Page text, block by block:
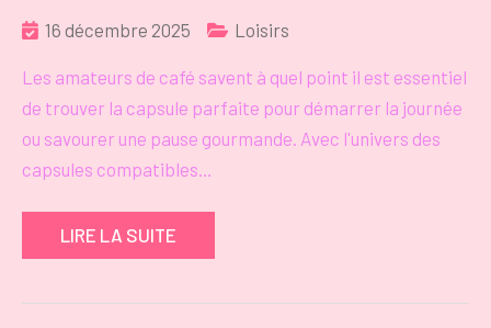
16 décembre 2025 Loisirs
Les amateurs de café savent à quel point il est essentiel
de trouver la capsule parfaite pour démarrer la journée
ou savourer une pause gourmande. Avec l'univers des
capsules compatibles…
LIRE LA SUITE